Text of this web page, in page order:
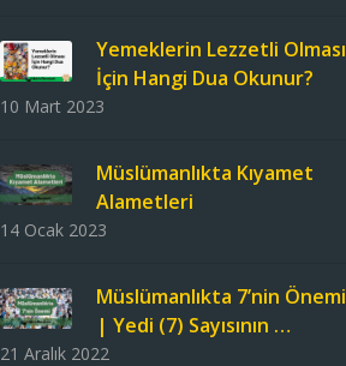
Yemeklerin Lezzetli Olması
İçin Hangi Dua Okunur?
10 Mart 2023
Müslümanlıkta Kıyamet
Alametleri
14 Ocak 2023
Müslümanlıkta 7’nin Önemi
| Yedi (7) Sayısının …
21 Aralık 2022